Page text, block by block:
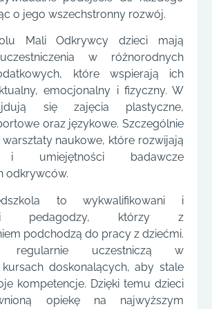
o jego wszechstronny rozwój.
Mali Odkrywcy dzieci mają
w różnorodnych
które wspierają ich
emocjonalny i fizyczny. W
się zajęcia plastyczne,
oraz językowe. Szczególnie
naukowe, które rozwijają
i umiejętności badawcze
odkrywców.
to wykwalifikowani i
pedagodzy, którzy z
podchodzą do pracy z dziećmi.
regularnie uczestniczą w
doskonalących, aby stale
kompetencje. Dzięki temu dzieci
opiekę na najwyższym